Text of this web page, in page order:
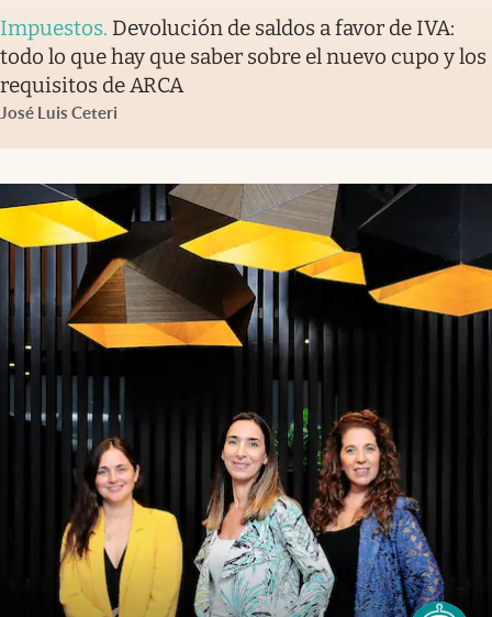
Impuestos. Devolución de saldos a favor de IVA:
todo lo que hay que saber sobre el nuevo cupo y los
requisitos de ARCA
José Luis Ceteri